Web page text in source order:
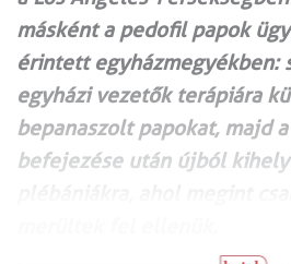
másként a pedofil papok
érintett egyházmegyékben:
egyházi vezetők terápiára
bepanaszolt papokat, majd
befejezése után újból